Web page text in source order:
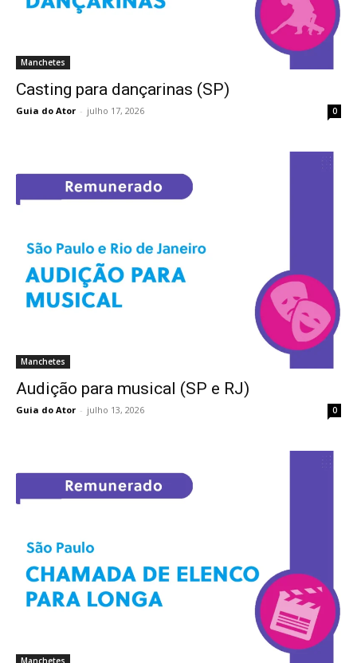
Manchetes
Casting para dançarinas (SP)
Guia do Ator - julho 17, 2026 0
Manchetes
Audição para musical (SP e RJ)
Guia do Ator - julho 13, 2026 0
Manchetes